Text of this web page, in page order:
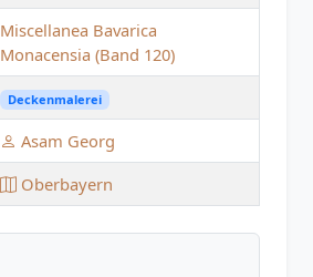
Miscellanea Bavarica
Monacensia (Band 120)
Deckenmalerei
Asam Georg
Oberbayern